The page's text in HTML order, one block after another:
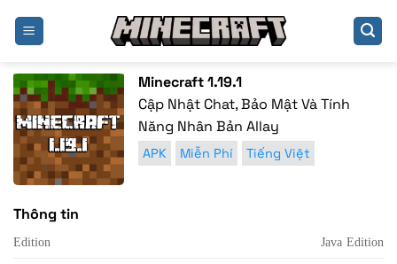
nội
dung
Minecraft 1.19.1
Cập Nhật Chat, Bảo Mật Và Tính
Năng Nhân Bản Allay
APK Miễn Phí Tiếng Việt
Thông tin
Edition Java Edition